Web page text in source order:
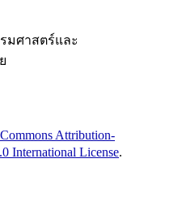
มศาสตร์และ
Attribution-
International License.